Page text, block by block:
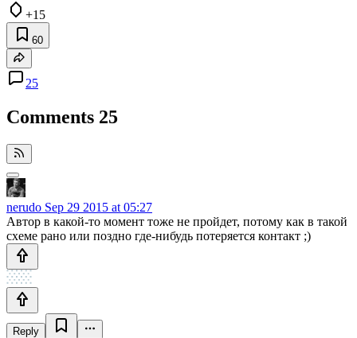
+15
60
25
Comments 25
nerudo Sep 29 2015 at 05:27
Автор в какой-то момент тоже не пройдет, потому как в такой
схеме рано или поздно где-нибудь потеряется контакт ;)
Reply